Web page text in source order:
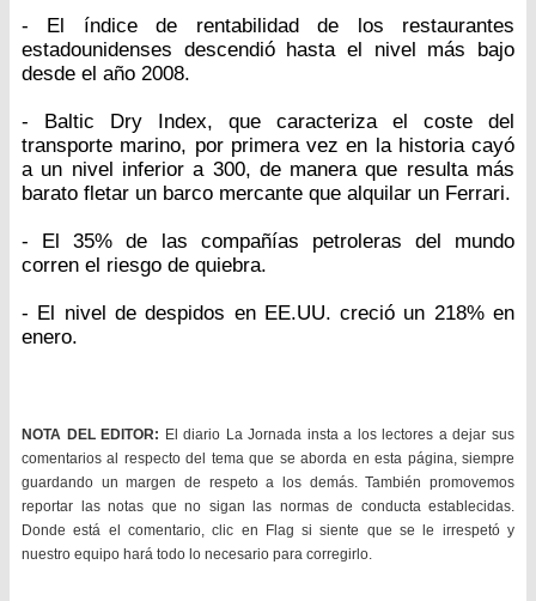
- El índice de rentabilidad de los restaurantes
estadounidenses descendió hasta el nivel más bajo
desde el año 2008.
- Baltic Dry Index, que caracteriza el coste del
transporte marino, por primera vez en la historia cayó
a un nivel inferior a 300, de manera que resulta más
barato fletar un barco mercante que alquilar un Ferrari.
- El 35% de las compañías petroleras del mundo
corren el riesgo de quiebra.
- El nivel de despidos en EE.UU. creció un 218% en
enero.
NOTA DEL EDITOR: El diario La Jornada insta a los lectores a dejar sus
comentarios al respecto del tema que se aborda en esta página, siempre
guardando un margen de respeto a los demás. También promovemos
reportar las notas que no sigan las normas de conducta establecidas.
Donde está el comentario, clic en Flag si siente que se le irrespetó y
nuestro equipo hará todo lo necesario para corregirlo.